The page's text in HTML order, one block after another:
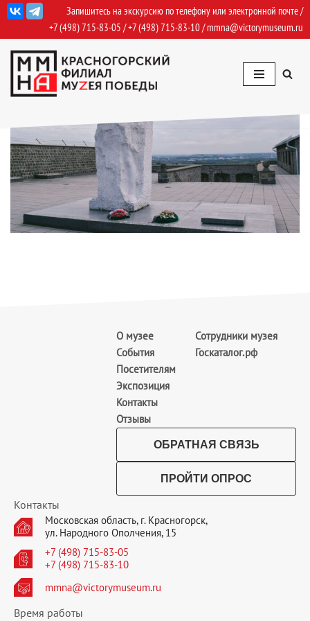
Перейти
к
содержимому
Запишитесь на экскурсию по телефону или электронной почте /
+7 (498) 715-83-05 /+7 (498) 715-83-10/mmna@victorymuseum.ru
О музее
События
Посетителям
Экспозиция
Контакты
Отзывы
Сотрудники музея
Госкаталог.рф
ОБРАТНАЯ СВЯЗЬ
ПРОЙТИ ОПРОС
Контакты
Московская область, г. Красногорск,
ул. Народного Ополчения, 15
+7 (498) 715-83-05
+7 (498) 715-83-10
mmna@victorymuseum.ru
Время работы